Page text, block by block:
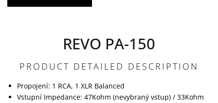
REVO PA-150
PRODUCT DETAILED DESCRIPTION
Propojení: 1 RCA, 1 XLR Balanced
Vstupní Impedance: 47Kohm (nevybraný vstup) / 33Kohm